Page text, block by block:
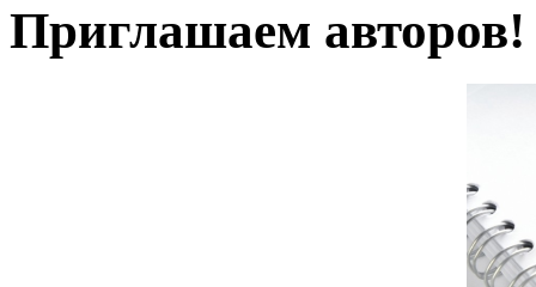
Приглашаем авторов!